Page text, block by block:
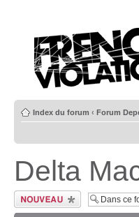
Index du forum ‹ Forum
Delta
Ecrire un nouveau
sujet